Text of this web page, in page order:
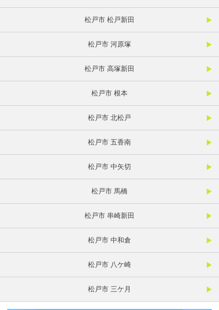
松戸市 松戸新田
松戸市 河原塚
松戸市 高塚新田
松戸市 根本
松戸市 北松戸
松戸市 五香南
松戸市 中矢切
松戸市 馬橋
松戸市 串崎新田
松戸市 中和倉
松戸市 八ケ崎
松戸市 三ケ月